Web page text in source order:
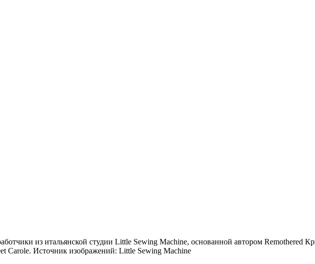
из итальянской студии Little Sewing Machine, основанной автором Remothered
Carole. Источник изображений: Little Sewing Machine